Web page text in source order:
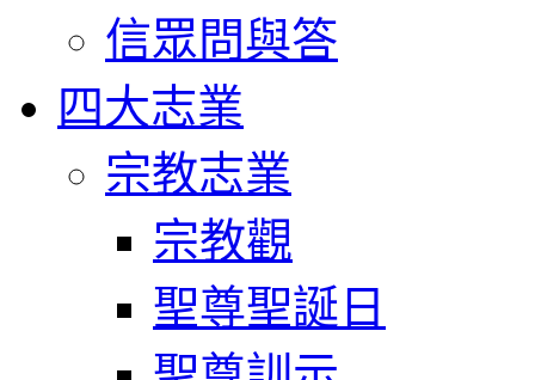
信眾問與答
四大志業
宗教志業
宗教觀
聖尊聖誕日